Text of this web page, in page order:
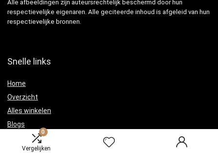
0
Vergelijken
Alle afbeeldingen zijn auteursrechtelijk beschermd door hun
respectievelijke eigenaren. Alle geciteerde inhoud is afgeleid van hun
respectievelijke bronnen.
Snelle links
Home
Overzicht
Alles winkelen
Blogs
Onze webshops
Adverteren